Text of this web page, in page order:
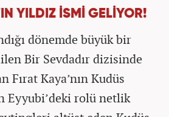
YILDIZ İSMİ GELİYOR!
dönemde büyük bir
Bir Sevdadır dizisinde
Fırat Kaya’nın Kudüs
Eyyubi’deki rolü netlik